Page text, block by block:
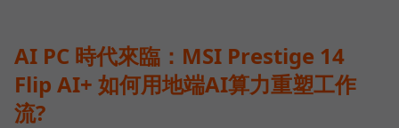
AI PC 時代來臨：MSI Prestige 14
Flip AI+ 如何用地端AI算力重塑工作
流?